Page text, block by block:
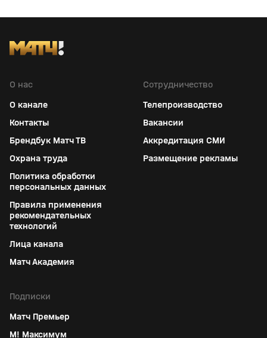
О нас
О канале
Контакты
Брендбук Матч ТВ
Охрана труда
Политика обработки
персональных данных
Правила применения
рекомендательных
технологий
Лица канала
Матч Академия
Сотрудничество
Телепроизводство
Вакансии
Аккредитация СМИ
Размещение рекламы
Подписки
Матч Премьер
М! Максимум